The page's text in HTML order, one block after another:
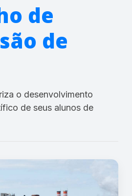
de
de
o desenvolvimento
de seus alunos de